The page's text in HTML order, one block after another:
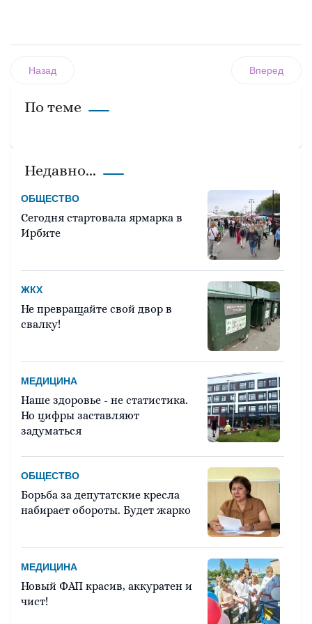
Назад Вперед
По теме
Недавно...
ОБЩЕСТВО
Сегодня стартовала ярмарка в
Ирбите
ЖКХ
Не превращайте свой двор в
свалку!
МЕДИЦИНА
Наше здоровье - не статистика.
Но цифры заставляют
задуматься
ОБЩЕСТВО
Борьба за депутатские кресла
набирает обороты. Будет жарко
МЕДИЦИНА
Новый ФАП красив, аккуратен и
чист!